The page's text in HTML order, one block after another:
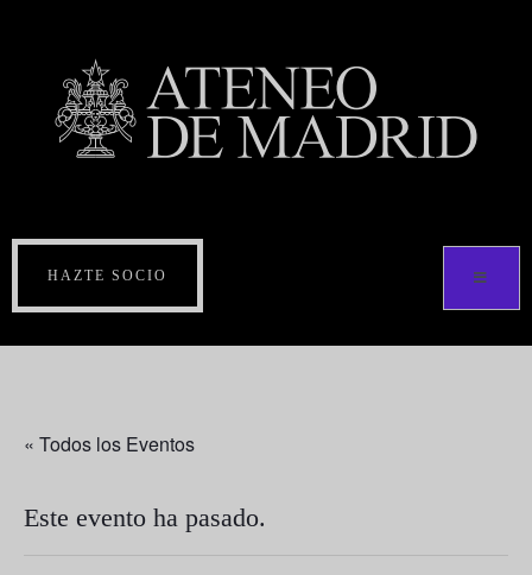
HAZTE SOCIO
« Todos los Eventos
Este evento ha pasado.